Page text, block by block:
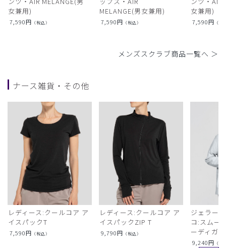
女兼用)
7,590円 （税込）
MELANGE(男女兼用)
7,590円 （税込）
女兼用)
7,590円 （税
メンズスクラブ商品一覧へ ＞
ナース雑貨・その他
レディース:クールコア ア
イスパックT
7,590円 （税込）
レディース:クールコア ア
イスパックZIP T
9,790円 （税込）
ジェラー
コ:スムー
ーディガン
9,240円 （税